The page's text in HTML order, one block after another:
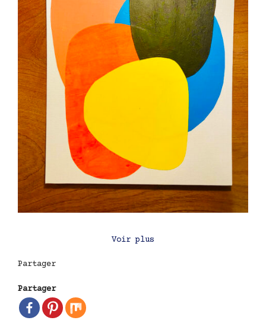
Voir plus
Partager
Partager